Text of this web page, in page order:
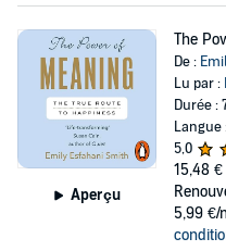
Aperçu
The
De :
Lu par :
Durée :
Langue
5,0
15,48 €
5,99 €/